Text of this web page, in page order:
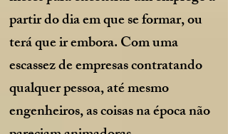
partir do dia em que se formar, ou
terá que ir embora. Com uma
escassez de empresas contratando
qualquer pessoa, até mesmo
engenheiros, as coisas na época não